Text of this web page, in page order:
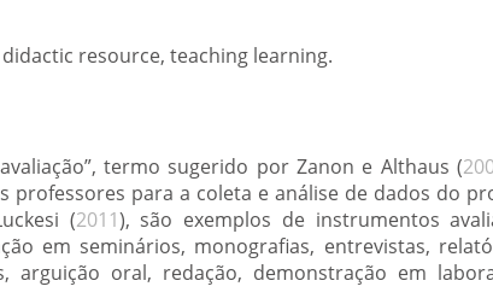
resource, teaching learning.
termo sugerido por Zanon e Althaus (
professores para a coleta e análise de dados do
(2011), são exemplos de instrumentos
em seminários, monografias, entrevistas,
arguição oral, redação, demonstração em